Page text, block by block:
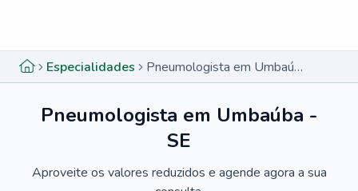
Especialidades Pneumologista em Umbaúba - SE
Pneumologista em Umbaúba -
SE
Aproveite os valores reduzidos e agende agora a sua